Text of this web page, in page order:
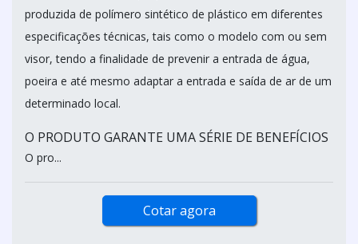
produzida de polímero sintético de plástico em diferentes
especificações técnicas, tais como o modelo com ou sem
visor, tendo a finalidade de prevenir a entrada de água,
poeira e até mesmo adaptar a entrada e saída de ar de um
determinado local.
O PRODUTO GARANTE UMA SÉRIE DE BENEFÍCIOS
O pro...
Cotar agora